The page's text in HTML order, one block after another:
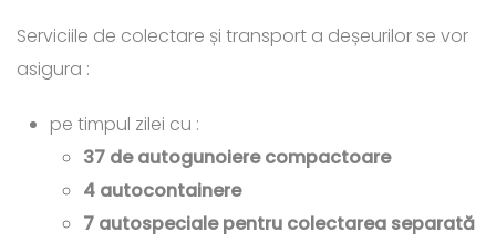
Serviciile de colectare și transport a deșeurilor se vor
asigura :
pe timpul zilei cu :
37 de autogunoiere compactoare
4 autocontainere
7 autospeciale pentru colectarea separată